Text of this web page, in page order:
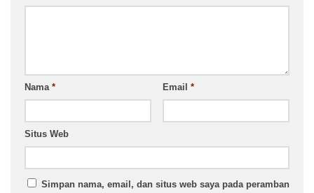
Nama * Email *
Situs Web
Simpan nama, email, dan situs web saya pada peramban